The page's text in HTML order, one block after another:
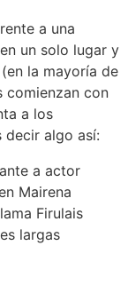
a una
un solo lugar y
la mayoría de
comienzan con
a los
decir algo así:
a actor
Mairena
Firulais
largas